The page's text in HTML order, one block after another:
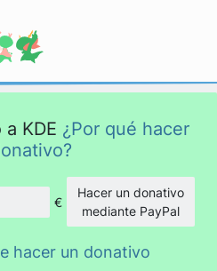
KDE ¿Por qué hacer
Cantidad
€
Hacer un donativo
mediante PayPal
hacer un donativo